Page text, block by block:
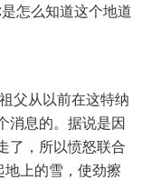
怎么知道这个地道
父从以前在这特纳
消息的。据说是因
了，所以愤怒联合
地上的雪，使劲擦